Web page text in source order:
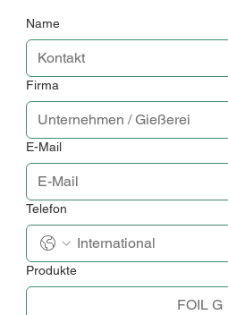
Name
Firma
E-Mail
Telefon
Produkte
FOIL G